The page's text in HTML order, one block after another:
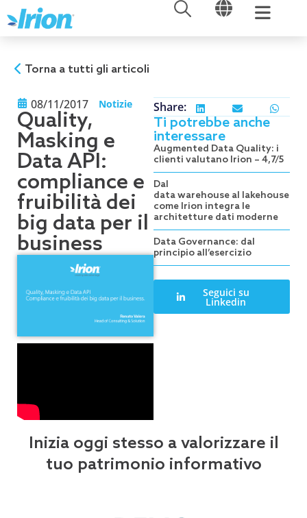
al
contenuto
APRI APRI
Torna a tutti gli articoli
08/11/2017 Notizie
Quality,
Masking e
Data API:
compliance e
fruibilità dei
big data per il
business
Share:
Ti potrebbe anche
interessare
Augmented Data Quality: i
clienti valutano Irion – 4,7/5
Dal
data warehouse al lakehouse:
come Irion integra le
architetture dati moderne
Data Governance: dal
principio all’esercizio
Seguici su
Linkedin
Inizia oggi stesso a valorizzare il
tuo patrimonio informativo